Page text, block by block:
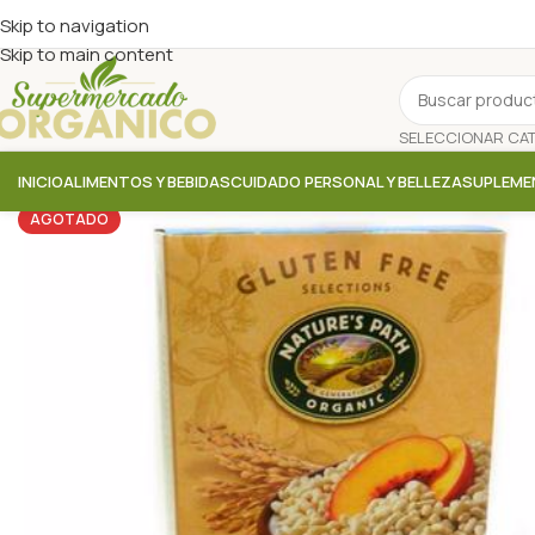
Skip to navigation
Skip to main content
INICIOALIMENTOS Y BEBIDASCUIDADO PERSONAL Y BELLEZA
AGOTADO